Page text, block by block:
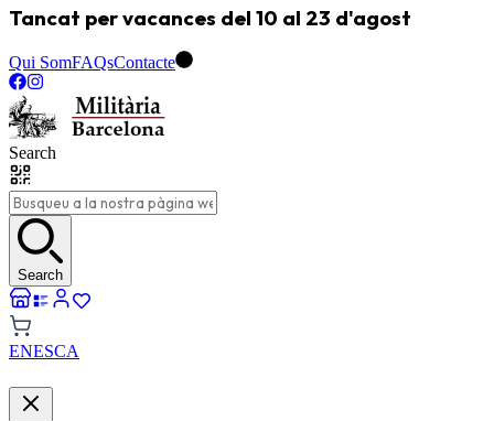
Tancat per vacances del 10 al 23 d'agost
Qui SomFAQsContacte
Search
Search
ENESCA